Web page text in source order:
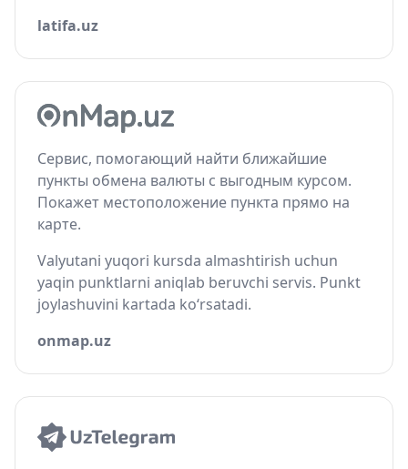
latifa.uz
Сервис, помогающий найти ближайшие
пункты обмена валюты с выгодным курсом.
Покажет местоположение пункта прямо на
карте.
Valyutani yuqori kursda almashtirish uchun
yaqin punktlarni aniqlab beruvchi servis. Punkt
joylashuvini kartada ko‘rsatadi.
onmap.uz